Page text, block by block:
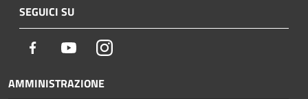
SEGUICI SU
Facebook YoutubeInstagram
AMMINISTRAZIONE